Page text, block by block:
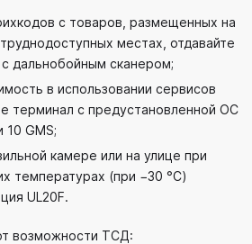
с товаров, размещенных на
местах, отдавайте
дальнобойным сканером;
в использовании сервисов
терминал с предустановленной ОС
10 GMS;
камере или на улице при
температурах (при −30 °C)
UL20F.
возможности ТСД: